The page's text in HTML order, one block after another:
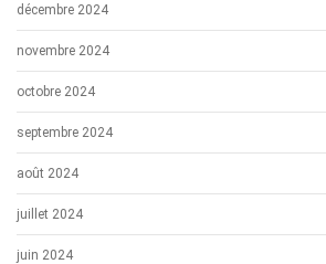
décembre 2024
novembre 2024
octobre 2024
septembre 2024
août 2024
juillet 2024
juin 2024